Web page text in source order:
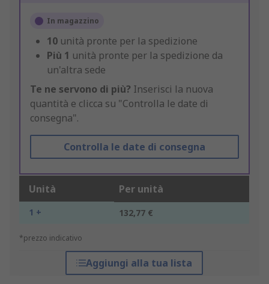
In magazzino
10 unità pronte per la spedizione
Più 1 unità pronte per la spedizione da
un'altra sede
Te ne servono di più? Inserisci la nuova
quantità e clicca su "Controlla le date di
consegna".
Controlla le date di consegna
Unità Per unità
1 + 132,77 €
*prezzo indicativo
Aggiungi alla tua lista